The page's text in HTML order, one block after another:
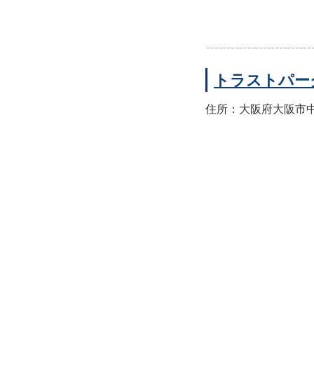
トラストパ
住所：大阪府大阪市